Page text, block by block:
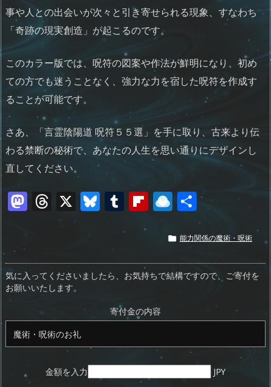
事や人との出会いが次々と引き寄せられる現象、すなわち
「奇跡の現実創造」が起こるのです。
このカラー版では、呪符の図案や作法が鮮明になり、初め
ての方でも迷うことなく、強力な力を宿した呪符を作成す
ることが可能です。
さあ、「言霊陰陽道 呪符５５選」を手に取り、古来より伝
わる禁断の秘術で、あなたの人生を思い通りにデザインし
直してください。
M
o
d
o
n
T
h
a
d
s
X Bl
sk
y
T
m
bl
r
Fl
o
ar
R
n
d
ro
io
共
有
 能力関係の魔術・呪術
気に入ってくださいましたら、お気持ちで結構ですので、ご寄付を
お願いいたします。
寄付金の内容
金額を入力 JPY